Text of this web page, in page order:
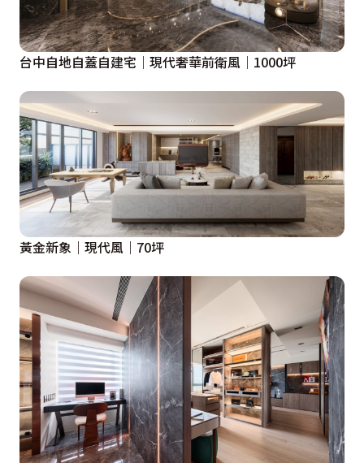
台中自地自蓋自建宅｜現代奢華前衛風｜1000坪
黃金新象｜現代風｜70坪